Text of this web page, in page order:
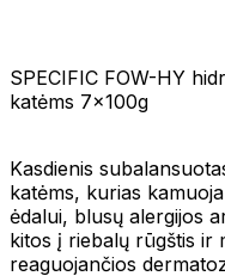
SPECIFIC FOW-HY
katėms 7x100g
Kasdienis
katėms, kurias
ėdalui, blusų alergijos
kitos į riebalų rūgštis ir
reaguojančios